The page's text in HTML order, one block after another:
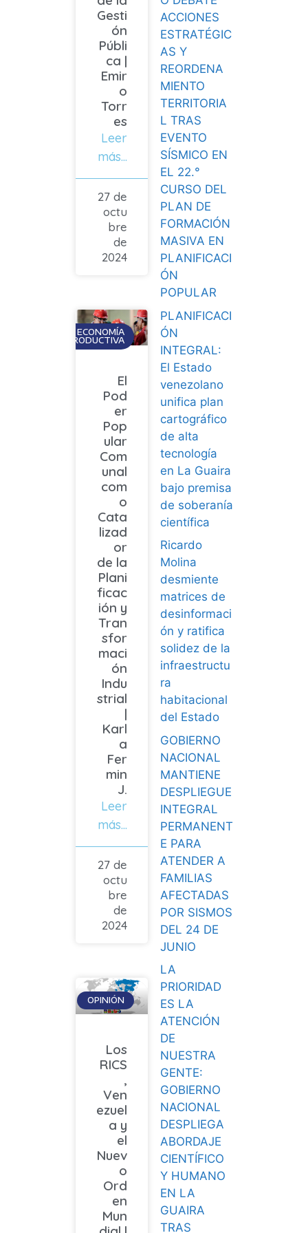
ACCIONES
ESTRATÉGIC
AS Y
REORDENA
MIENTO
TERRITORIA
L TRAS
EVENTO
SÍSMICO EN
EL 22.°
CURSO DEL
PLAN DE
FORMACIÓN
MASIVA EN
PLANIFICACI
ÓN
POPULAR
PLANIFICACI
ÓN
INTEGRAL:
El Estado
venezolano
unifica plan
cartográfico
de alta
tecnología
en La Guaira
bajo premisa
de soberanía
científica
Ricardo
Molina
desmiente
matrices de
desinformaci
ón y ratifica
solidez de la
infraestructu
ra
habitacional
del Estado
GOBIERNO
NACIONAL
MANTIENE
DESPLIEGUE
INTEGRAL
PERMANENT
E PARA
ATENDER A
FAMILIAS
AFECTADAS
POR SISMOS
DEL 24 DE
JUNIO
LA
PRIORIDAD
ES LA
ATENCIÓN
DE
NUESTRA
GENTE:
GOBIERNO
NACIONAL
DESPLIEGA
ABORDAJE
CIENTÍFICO
Y HUMANO
EN LA
GUAIRA
TRAS
Gesti
ón
Públi
ca |
Emir
o
Torr
es
Leer
más...
27 de
octu
bre
de
2024
ECONOMÍA
PRODUCTIVA
El
Pod
er
Pop
ular
Com
unal
com
o
Cata
lizad
or
de la
Plani
ficac
ión y
Tran
sfor
maci
ón
Indu
strial
|
Karl
a
Fer
min
J.
Leer
más...
27 de
octu
bre
de
2024
OPINIÓN
Los
RICS
,
Ven
ezuel
a y
el
Nuev
o
Ord
en
Mun